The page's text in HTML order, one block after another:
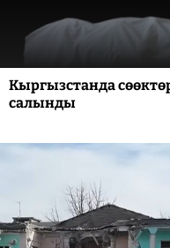
Кыргызстанда
салынды